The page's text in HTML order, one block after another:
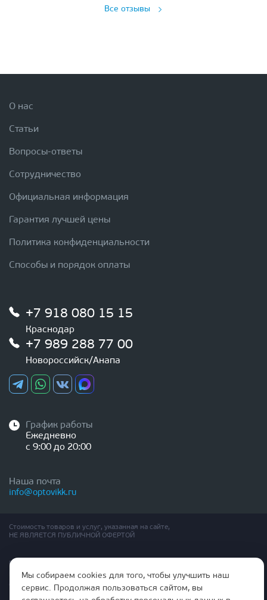
Все отзывы
О нас
Статьи
Вопросы-ответы
Сотрудничество
Официальная информация
Гарантия лучшей цены
Политика конфиденциальности
Способы и порядок оплаты
+7 918 080 15 15
Краснодар
+7 989 288 77 00
Новороссийск/Анапа
График работы
Ежедневно
с 9:00 до 20:00
Наша почта
info@optovikk.ru
Стоимость товаров и услуг, указанная на сайте,
НЕ ЯВЛЯЕТСЯ ПУБЛИЧНОЙ ОФЕРТОЙ
Правила эксплутации входных и межкомнатных дверей
Политика обработки персональных данных
Согласие на обработку персональных данных
Мы собираем cookies для того, чтобы улучшить наш
сервис. Продолжая пользоваться сайтом, вы